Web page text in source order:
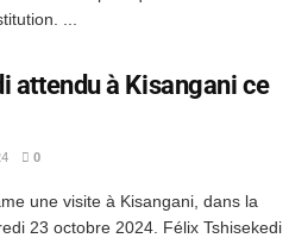
...
attendu à Kisangani ce
0
une visite à Kisangani, dans la
23 octobre 2024. Félix Tshisekedi